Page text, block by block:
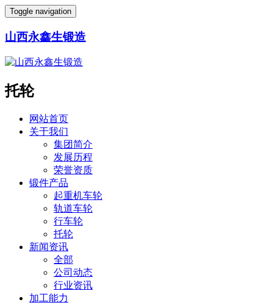
Toggle navigation
山西永鑫生锻造
托轮
网站首页
关于我们
集团简介
发展历程
荣誉资质
锻件产品
起重机车轮
轨道车轮
行车轮
托轮
新闻资讯
全部
公司动态
行业资讯
加工能力